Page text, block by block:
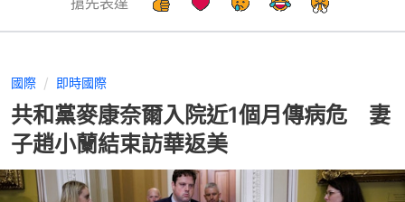
國際 即時國際
共和黨麥康奈爾入院近1個月傳病危 妻
子趙小蘭結束訪華返美